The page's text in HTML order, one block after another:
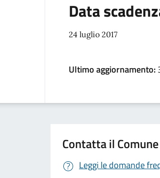
Data
24 luglio 2017
Ultimo aggiornamento:
Contatta il Comune
Leggi le domande